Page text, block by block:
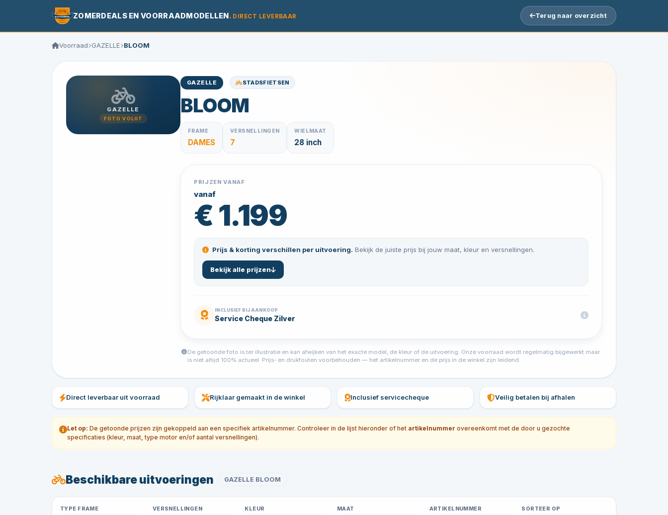
ZOMERDEALS EN VOORRAADMODELLEN. DIRECT LEVERBAAR Terug naar overzicht
Voorraad GAZELLE BLOOM
GAZELLE
FOTO VOLGT
GAZELLE STADSFIETSEN
BLOOM
FRAME
DAMES
VERSNELLINGEN
7
WIELMAAT
28 inch
PRIJZEN VANAF
vanaf
€ 1.199
Prijs & korting verschillen per uitvoering. Bekijk de juiste prijs bij jouw maat, kleur en versnellingen.
Bekijk alle prijzen
INCLUSIEF BIJ AANKOOP
Service Cheque Zilver
De getoonde foto is ter illustratie en kan afwijken van het exacte model, de kleur of de uitvoering. Onze voorraad wordt regelmatig bijgewerkt maar
is niet altijd 100% actueel. Prijs- en drukfouten voorbehouden — het artikelnummer en de prijs in de winkel zijn leidend.
Direct leverbaar uit voorraad Rijklaar gemaakt in de winkel Inclusief servicecheque Veilig betalen bij afhalen
Let op: De getoonde prijzen zijn gekoppeld aan een specifiek artikelnummer. Controleer in de lijst hieronder of het artikelnummer overeenkomt met de door u gezochte
specificaties (kleur, maat, type motor en/of aantal versnellingen).
Beschikbare uitvoeringen GAZELLE BLOOM
TYPE FRAME VERSNELLINGEN KLEUR MAAT ARTIKELNUMMER SORTEER OP